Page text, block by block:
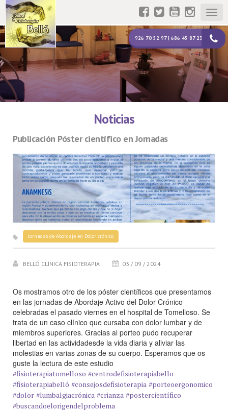
926 70 52 97 | 686 45 87 23
Noticias
Publicación Póster científico en Jornadas
Jornadas de Abordaje en Dolor crónico
BELLÓ CLÍNICA FISIOTERAPIA 03 / 09 / 2024
Os mostramos otro de los póster científicos que presentamos
en las jornadas de Abordaje Activo del Dolor Crónico
celebradas el pasado viernes en el hospital de Tomelloso. Se
trata de un caso clínico que cursaba con dolor lumbar y de
miembros superiores. Gracias al porteo pudo recuperar
libertad en las actividadesde la vida diaria y aliviar las
molestias en varias zonas de su cuerpo. Esperamos que os
guste la lectura de este estudio
#fisioterapiatomelloso #centrodefisioterapiabello
#fisioterapiabelló #consejosdefisioterapia #porteoergonomico
#dolor #lumbalgiacrónica #crianza #postercientífico
#buscandoelorigendelproblema